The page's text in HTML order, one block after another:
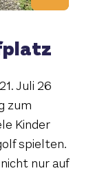
Juli 26
zum
Kinder
spielten.
nur auf